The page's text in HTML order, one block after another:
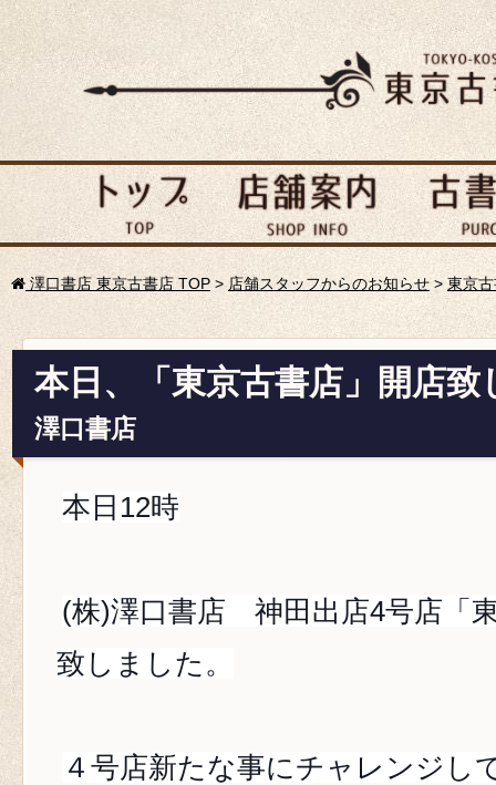
澤口書店 東京古書店 TOP > 店舗スタッフからのお知らせ> 東京
本日、「東京古書店」開店致
澤口書店
本日12時
(株)澤口書店 神田出店4号店「
致しました。
４号店新たな事にチャレンジし